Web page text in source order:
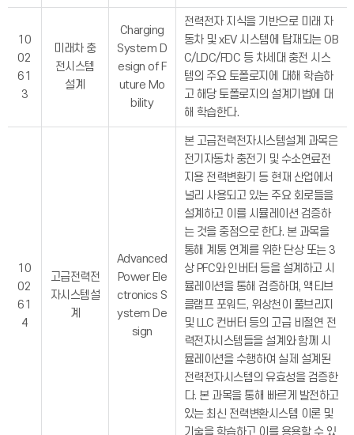
10
02
61
3
미래차 충
전시스템
설계
Charging
System D
esign of F
uture Mo
bility
전력전자 지식을 기반으로 미래 자
동차 및 xEV 시스템에 탑재되는 OB
C/LDC/FDC 등 차세대 충전 시스
템의 주요 토폴로지에 대해 학습하
고 해당 토폴로지의 설계기법에 대
해 학습한다.
10
02
61
4
고급전력전
자시스템설
계
Advanced
Power Ele
ctronics S
ystem De
sign
본 고급전력전자시스템설계 과목은
전기자동차 충전기 및 수소연료전
지용 전력변환기 등 현재 산업에서
널리 사용되고 있는 주요 회로들을
설계하고 이를 시뮬레이션 검증하
는 것을 중점으로 한다. 본 과목을
통해 계통 연계를 위한 단상 또는 3
상 PFC와 인버터 등을 설계하고 시
뮬레이션을 통해 검증하며, 액티브
클램프 포워드, 위상천이 풀브리지
및 LLC 컨버터 등의 고급 비절연 전
력전자시스템들을 설계와 함께 시
뮬레이션을 수행하여 실제 설계된
전력전자시스템의 유효성을 검증한
다. 본 과목을 통해 빠르게 발전하고
있는 최신 전력변환시스템 이론 및
기술을 학습하고 이를 용용할 수 있